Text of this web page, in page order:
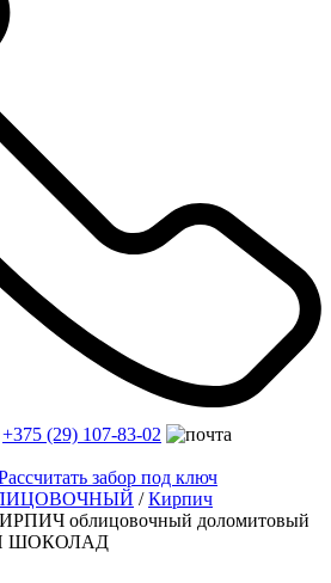
+375 (29) 107-83-02
забор под ключ
/Кирпич
облицовочный доломитовый
ШОКОЛАД